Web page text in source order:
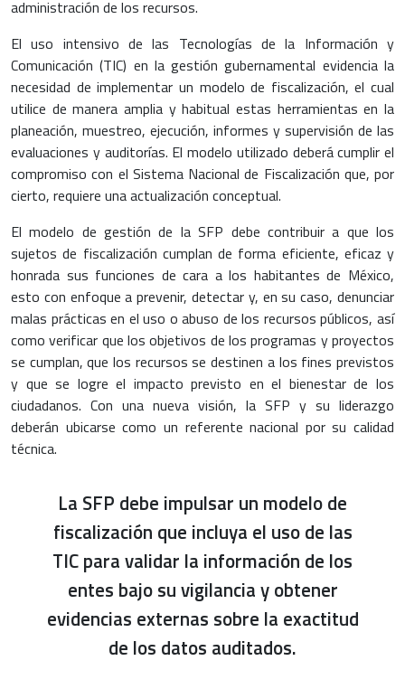
administración de los recursos.
El uso intensivo de las Tecnologías de la Información y
Comunicación (TIC) en la gestión gubernamental evidencia la
necesidad de implementar un modelo de fiscalización, el cual
utilice de manera amplia y habitual estas herramientas en la
planeación, muestreo, ejecución, informes y supervisión de las
evaluaciones y auditorías. El modelo utilizado deberá cumplir el
compromiso con el Sistema Nacional de Fiscalización que, por
cierto, requiere una actualización conceptual.
El modelo de gestión de la SFP debe contribuir a que los
sujetos de fiscalización cumplan de forma eficiente, eficaz y
honrada sus funciones de cara a los habitantes de México,
esto con enfoque a prevenir, detectar y, en su caso, denunciar
malas prácticas en el uso o abuso de los recursos públicos, así
como verificar que los objetivos de los programas y proyectos
se cumplan, que los recursos se destinen a los fines previstos
y que se logre el impacto previsto en el bienestar de los
ciudadanos. Con una nueva visión, la SFP y su liderazgo
deberán ubicarse como un referente nacional por su calidad
técnica.
La SFP debe impulsar un modelo de
fiscalización que incluya el uso de las
TIC para validar la información de los
entes bajo su vigilancia y obtener
evidencias externas sobre la exactitud
de los datos auditados.